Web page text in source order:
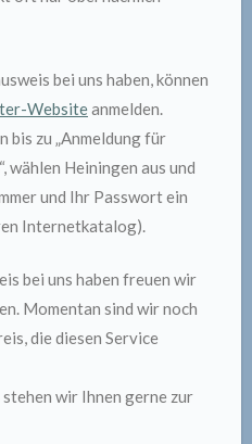
bei uns haben, können
Websiteanmelden.
bis zu „Anmeldung für
wählen Heiningen aus und
und Ihr Passwort ein
Internetkatalog).
bei uns haben freuen wir
Momentan sind wir noch
die diesen Service
wir Ihnen gerne zur